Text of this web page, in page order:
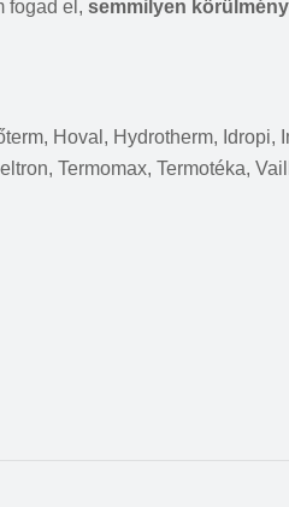
fogad el, semmilyen
Hoval, Hydrotherm, Idropi,
Termomax, Termotéka,